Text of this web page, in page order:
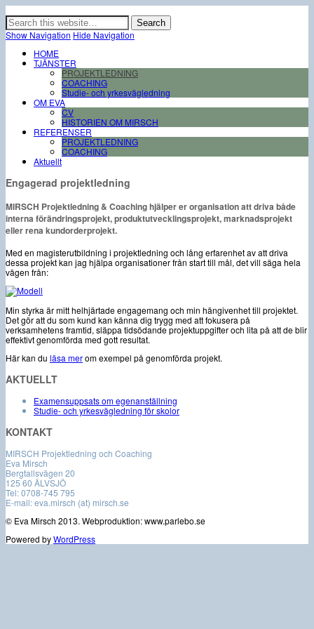
Erfaren och engagerad projektledning samt professionell coaching för chefer,
medarbetare och jobbsökande.
Show Navigation Hide Navigation
HOME
TJÄNSTER
PROJEKTLEDNING
COACHING
Studie- och yrkesvägledning
OM EVA
CV
HISTORIEN OM MIRSCH
REFERENSER
PROJEKTLEDNING
COACHING
Aktuellt
Engagerad projektledning
MIRSCH Projektledning & Coaching hjälper er organisation att driva både
interna förändringsprojekt, produktutvecklingsprojekt, marknadsprojekt
eller rena kundorderprojekt.
Med en magisterutbildning i projektledning och lång erfarenhet av att driva
dessa projekt kan jag hjälpa organisationer från start till mål, det vill säga hela
vägen från:
Min styrka är mitt helhjärtade engagemang och min hängivenhet till projektet.
Det gör att du som kund kan känna dig trygg med att fokusera på
verksamhetens framtid, släppa tidsödande projektuppgifter och lita på att de blir
effektivt genomförda med gott resultat.
Här kan du läsa merom exempel på genomförda projekt.
AKTUELLT
Examensuppsats om egenanställning
Studie- och yrkesvägledning för skolor
KONTAKT
MIRSCH Projektledning och Coaching
Eva Mirsch
Bergtallsvägen 20
125 60 ÄLVSJÖ
Tel: 0708-745 795
E-mail: eva.mirsch (at) mirsch.se
© Eva Mirsch 2013. Webproduktion: www.parlebo.se
Powered byWordPress